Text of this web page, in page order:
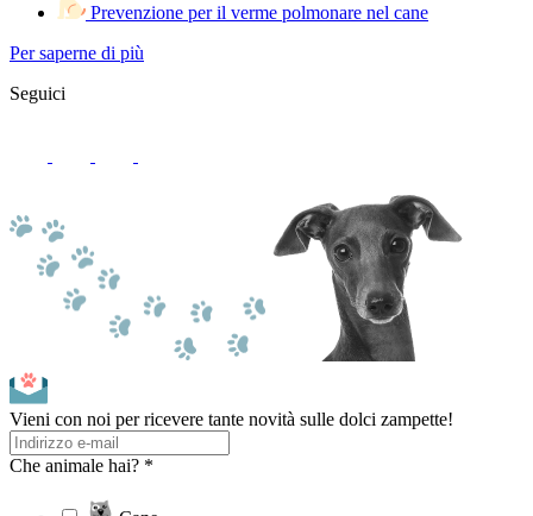
Prevenzione per il verme polmonare nel cane
Per saperne di più
Seguici
Vieni con noi per ricevere tante novità sulle dolci zampette!
Che animale hai? *